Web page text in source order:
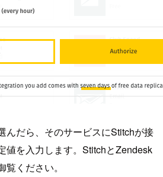
んだら、そのサービスにStitchが接
値を入力します。StitchとZendesk
ください。